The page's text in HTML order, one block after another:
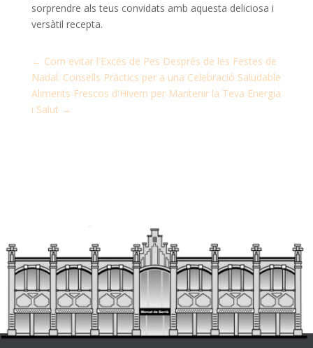
sorprendre als teus convidats amb aquesta deliciosa i
versàtil recepta.
← Com evitar l'Excés de Pes Després de les Festes de
Nadal: Consells Pràctics per a una Celebració Saludable
Aliments Frescos d'Hivern per Mantenir la Teva Energia
i Salut →